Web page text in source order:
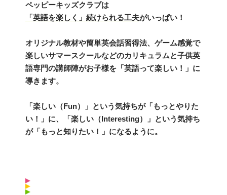
ペッピーキッズクラブは
「英語を楽しく」続けられる工夫がいっぱい！
オリジナル教材や簡単英会話習得法、ゲーム感覚で
楽しいサマースクールなどのカリキュラムと子供英
語専門の講師陣がお子様を「英語って楽しい！」に
導きます。
「楽しい（Fun）」という気持ちが「もっとやりた
い！」に、「楽しい（Interesting）」という気持ち
が「もっと知りたい！」になるように。